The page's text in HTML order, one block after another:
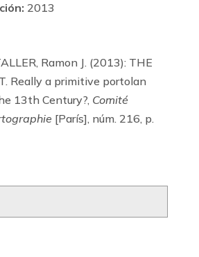
2013
Ramon J. (2013): THE
Really a primitive portolan
13th Century?, Comité
[París], núm. 216, p.